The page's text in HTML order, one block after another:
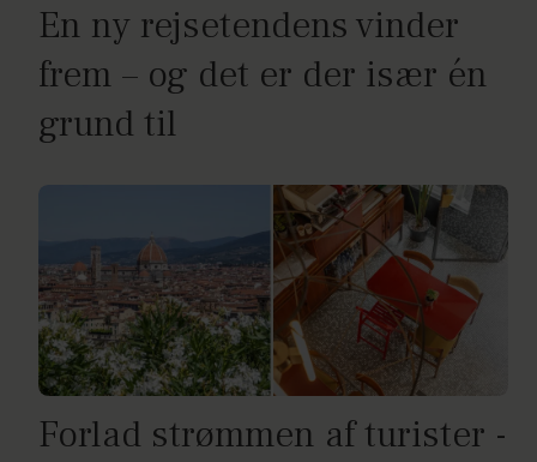
En ny rejsetendens vinder
frem – og det er der især én
grund til
Forlad strømmen af turister -